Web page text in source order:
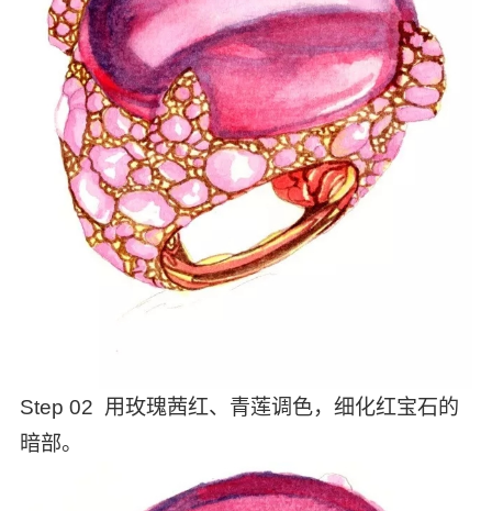
Step 02 用玫瑰茜红、青莲调色，细化红宝石的
暗部。